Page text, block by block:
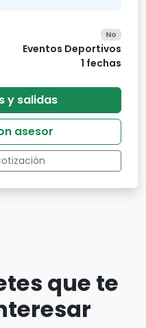
No
Eventos Deportivos
1 fechas
y salidas
asesor
que te